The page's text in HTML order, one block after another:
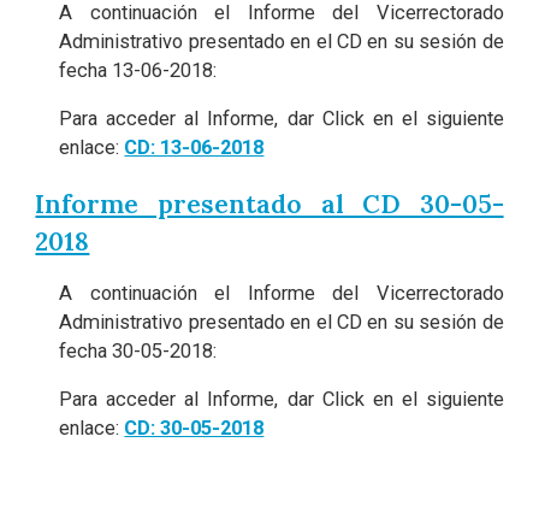
A continuación el Informe del Vicerrectorado
Administrativo presentado en el CD en su sesión de
fecha 13-06-2018:
Para acceder al Informe, dar Click en el siguiente
enlace: CD: 13-06-2018
Informe presentado al CD 30-05-
2018
A continuación el Informe del Vicerrectorado
Administrativo presentado en el CD en su sesión de
fecha 30-05-2018:
Para acceder al Informe, dar Click en el siguiente
enlace: CD: 30-05-2018